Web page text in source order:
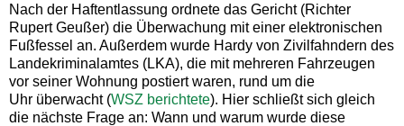
Nach der Haftentlassung ordnete das Gericht (Richter
Rupert Geußer) die Überwachung mit einer elektronischen
Fußfessel an. Außerdem wurde Hardy von Zivilfahndern des
Landekriminalamtes (LKA), die mit mehreren Fahrzeugen
vor seiner Wohnung postiert waren, rund um die
Uhr überwacht (WSZ berichtete). Hier schließt sich gleich
die nächste Frage an: Wann und warum wurde diese